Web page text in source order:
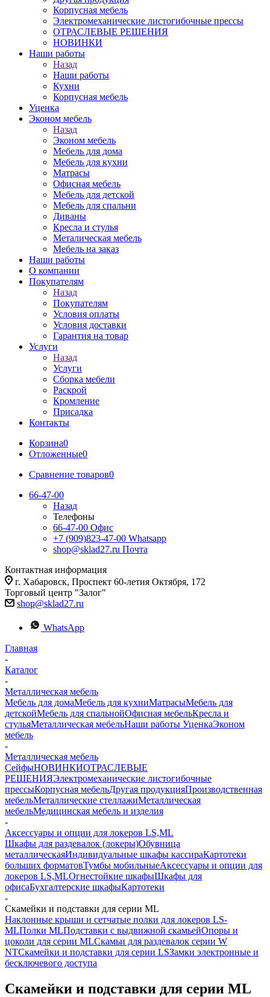
Корпусная мебель
Электромеханические листогибочные прессы
ОТРАСЛЕВЫЕ РЕШЕНИЯ
НОВИНКИ
Наши работы
Назад
Наши работы
Кухни
Корпусная мебель
Уценка
Эконом мебель
Назад
Эконом мебель
Мебель для дома
Мебель для кухни
Матрасы
Офисная мебель
Мебель для детской
Мебель для спальни
Диваны
Кресла и стулья
Металическая мебель
Мебель на заказ
Наши работы
О компании
Покупателям
Назад
Покупателям
Условия оплаты
Условия доставки
Гарантия на товар
Услуги
Назад
Услуги
Сборка мебели
Раскрой
Кромление
Присадка
Контакты
Корзина0
Отложенные0
Сравнение товаров0
66-47-00
Назад
Телефоны
66-47-00 Офис
+7 (909)823-47-00 Whatsapp
shop@sklad27.ru Почта
Контактная информация
г. Хабаровск, Проспект 60-летия Октября, 172
Торговый центр "Залог"
shop@sklad27.ru
WhatsApp
Главная
-
Каталог
-
Металлическая мебель
Мебель для домаМебель для кухниМатраcыМебель для
детскойМебель для спальнойОфисная мебельКресла и
стульяМеталлическая мебельНаши работы УценкаЭконом
мебель
-
Металлическая мебель
СейфыНОВИНКИОТРАСЛЕВЫЕ
РЕШЕНИЯЭлектромеханические листогибочные
прессыКорпусная мебельДругая продукцияПроизводственная
мебельМеталлические стеллажиМеталлическая
мебельМедицинская мебель и изделия
-
Аксессуары и опции для локеров LS,ML
Шкафы для раздевалок (локеры)Обувница
металлическаяИндивидуальные шкафы кассираКартотеки
больших форматовТумбы мобильныеАксессуары и опции для
локеров LS,MLОгнестойкие шкафыШкафы для
офисаБухгалтерские шкафыКартотеки
-
Скамейки и подставки для серии ML
Наклонные крыши и сетчатые полки для локеров LS-
MLПолки MLПодставки с выдвижной скамьейОпоры и
цоколи для серии MLСкамьи для раздевалок серии W
NTСкамейки и подставки для серии LSЗамки электронные и
бесключевого доступа
Скамейки и подставки для серии ML